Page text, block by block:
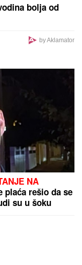
bolja od
by Aklamator
NA
plaća rešio da se
su u šoku